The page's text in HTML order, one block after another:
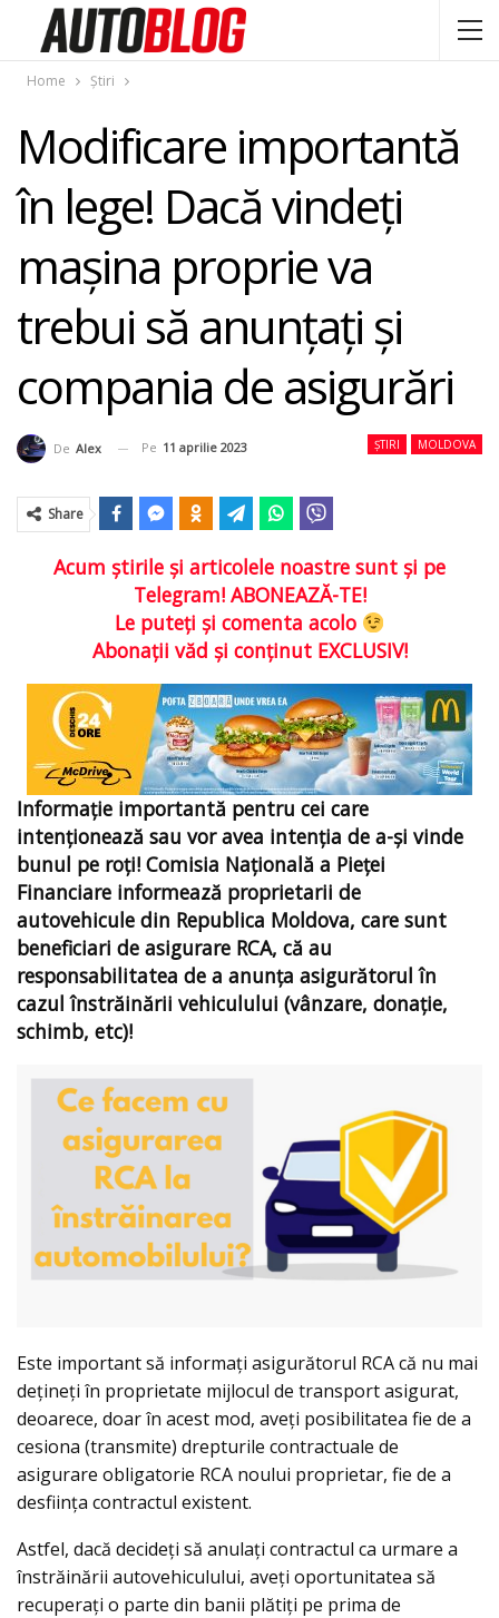
Home Știri
Modificare importantă
în lege! Dacă vindeți
mașina proprie va
trebui să anunțați și
compania de asigurări
ȘTIRI MOLDOVA
De Alex Pe 11 aprilie 2023
Share
Acum ştirile şi articolele noastre sunt şi pe
Telegram! ABONEAZĂ-TE!
Le puteţi şi comenta acolo
Abonaţii văd şi conţinut EXCLUSIV!
Informație importantă pentru cei care
intenționează sau vor avea intenția de a-şi vinde
bunul pe roţi! Comisia Națională a Pieței
Financiare informează proprietarii de
autovehicule din Republica Moldova, care sunt
beneficiari de asigurare RCA, că au
responsabilitatea de a anunța asigurătorul în
cazul înstrăinării vehiculului (vânzare, donație,
schimb, etc)!
Este important să informați asigurătorul RCA că nu mai
dețineți în proprietate mijlocul de transport asigurat,
deoarece, doar în acest mod, aveți posibilitatea fie de a
cesiona (transmite) drepturile contractuale de
asigurare obligatorie RCA noului proprietar, fie de a
desființa contractul existent.
Astfel, dacă decideți să anulați contractul ca urmare a
înstrăinării autovehiculului, aveți oportunitatea să
recuperați o parte din banii plătiți pe prima de